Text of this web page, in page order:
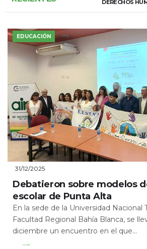
DERECHOS
EDUCACIÓN
31/12/2025
Debatieron sobre modelos
escolar de Punta Alta
En la sede de la Universidad Nacional
Facultad Regional Bahía Blanca, se
diciembre un encuentro en el que...
Leer Más